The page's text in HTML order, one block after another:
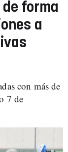
de forma
a
con más de
7 de